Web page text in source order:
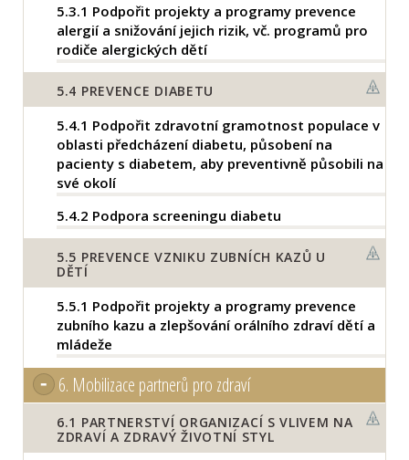
5.3.1 Podpořit projekty a programy prevence
alergií a snižování jejich rizik, vč. programů pro
rodiče alergických dětí
5.4 PREVENCE DIABETU
5.4.1 Podpořit zdravotní gramotnost populace v
oblasti předcházení diabetu, působení na
pacienty s diabetem, aby preventivně působili na
své okolí
5.4.2 Podpora screeningu diabetu
5.5 PREVENCE VZNIKU ZUBNÍCH KAZŮ U
DĚTÍ
5.5.1 Podpořit projekty a programy prevence
zubního kazu a zlepšování orálního zdraví dětí a
mládeže
6. Mobilizace partnerů pro zdraví
6.1 PARTNERSTVÍ ORGANIZACÍ S VLIVEM NA
ZDRAVÍ A ZDRAVÝ ŽIVOTNÍ STYL